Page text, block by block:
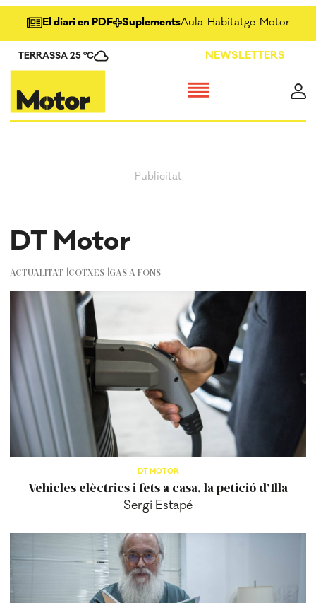
El diari en PDF SuplementsAula-Habitatge-Motor-
TERRASSA 25 ºC NEWSLETTERS
DT Motor
ACTUALITAT COTXES GAS A FONS
DT MOTOR
Vehicles elèctrics i fets a casa, la petició d'Illa
Sergi Estapé